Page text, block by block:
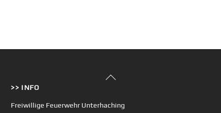
Back
>> INFO
Freiwillige Feuerwehr Unterhaching